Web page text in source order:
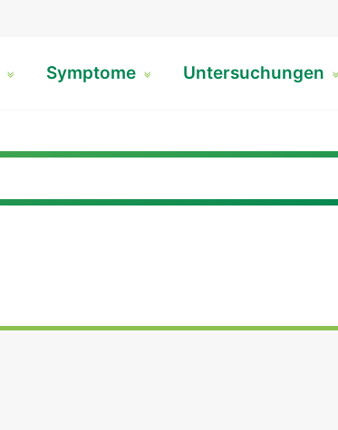
Symptome Untersuchungen